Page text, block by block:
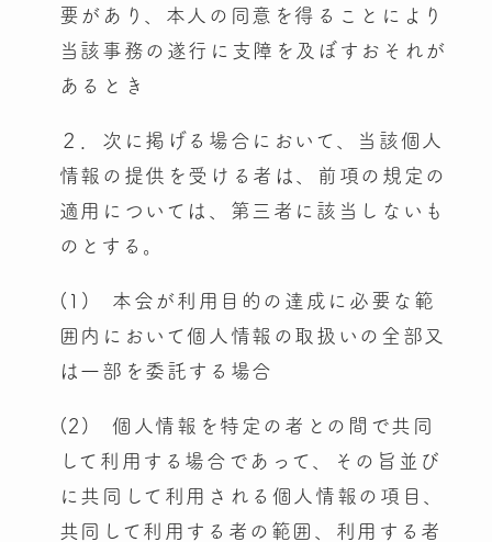
要があり、本人の同意を得ることにより
当該事務の遂行に支障を及ぼすおそれが
あるとき
２．次に掲げる場合において、当該個人
情報の提供を受ける者は、前項の規定の
適用については、第三者に該当しないも
のとする。
(1) 本会が利用目的の達成に必要な範
囲内において個人情報の取扱いの全部又
は一部を委託する場合
(2) 個人情報を特定の者との間で共同
して利用する場合であって、その旨並び
に共同して利用される個人情報の項目、
共同して利用する者の範囲、利用する者